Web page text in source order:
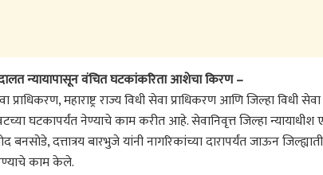
न्यायापासून वंचित घटकांकरिता आशेचा किरण –
प्राधिकरण, महाराष्ट्र राज्य विधी सेवा प्राधिकरण आणि जिल्हा विधी
घटकापर्यंत नेण्याचे काम करीत आहे. सेवानिवृत्त जिल्हा न्यायाधीश
बनसोडे, दत्तात्रय बारभुजे यांनी नागरिकांच्या दारापर्यंत जाऊन
काम केले.